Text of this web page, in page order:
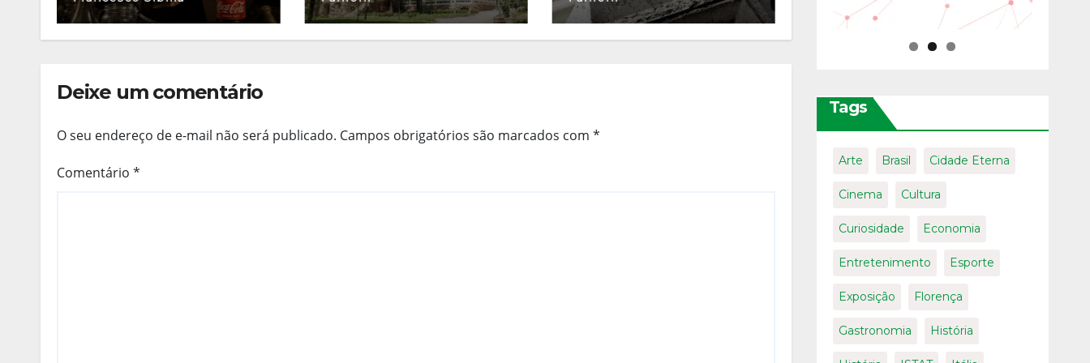
Deixe um comentário
O seu endereço de e-mail não será publicado. Campos obrigatórios são marcados com *
Comentário *
Tags
Arte Brasil Cidade Eterna
Cinema Cultura
Curiosidade Economia
Entretenimento Esporte
Exposição Florença
Gastronomia História